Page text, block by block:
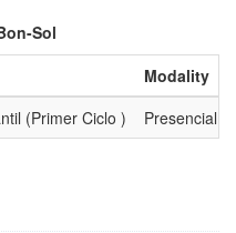
Sol
Modality
(Primer Ciclo )
Presencial